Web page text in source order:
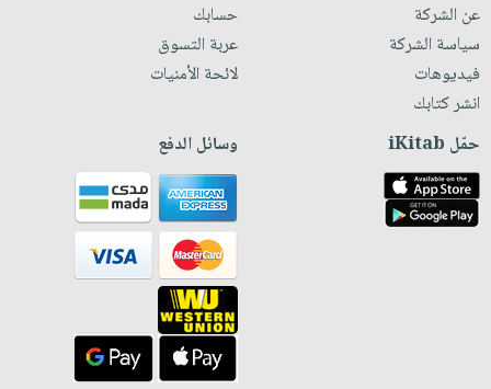
عن الشركة
سياسة الشركة
فيديوهات
انشر كتابك
حسابك
عربة التسوق
لائحة الأمنيات
حمّل iKitab وسائل الدفع